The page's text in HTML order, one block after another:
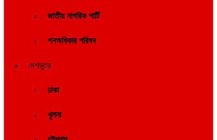
জাতীয় নাগরিক পার্টি
গনঅধিকার পরিষদ
দেশজুড়ে
ঢাকা
খুলনা